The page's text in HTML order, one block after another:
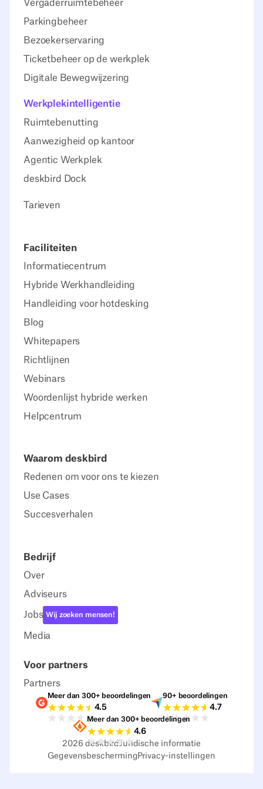
Vergaderruimtebeheer
Parkingbeheer
Bezoekerservaring
Ticketbeheer op de werkplek
Digitale Bewegwijzering
Werkplekintelligentie
Ruimtebenutting
Aanwezigheid op kantoor
Agentic Werkplek
deskbird Dock
Tarieven
Faciliteiten
Informatiecentrum
Hybride Werkhandleiding
Handleiding voor hotdesking
Blog
Whitepapers
Richtlijnen
Webinars
Woordenlijst hybride werken
Helpcentrum
Waarom deskbird
Redenen om voor ons te kiezen
Use Cases
Succesverhalen
Bedrijf
Over
Adviseurs
Jobs Wij zoeken mensen!
Media
Voor partners
Partners
Beoordelingen G2
Meer dan 300+ beoordelingen
4.5
Beoordelingen
90+ beoordelingen
4.7
Beoordelingen Sourceforge
Meer dan 300+ beoordelingen
4.6
2026 deskbirdJuridische informatie
GegevensbeschermingPrivacy-instellingen